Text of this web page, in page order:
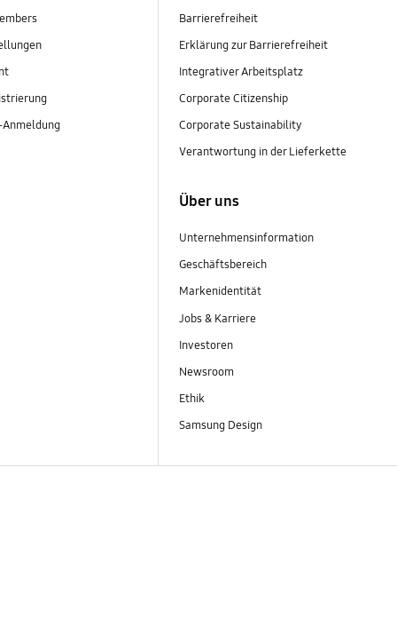
Barrierefreiheit
Erklärung zur Barrierefreiheit
Integrativer Arbeitsplatz
Corporate Citizenship
Corporate Sustainability
Verantwortung in der Lieferkette
Über uns
Unternehmensinformation
Geschäftsbereich
Markenidentität
Jobs & Karriere
Investoren
Newsroom
Ethik
Samsung Design